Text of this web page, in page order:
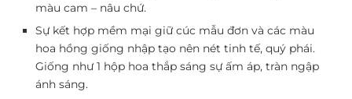
màu cam – nâu chứ.
Sự kết hợp mềm mại giữ cúc mẫu đơn và các màu
hoa hồng giống nhập tạo nên nét tinh tế, quý phái.
Giống như 1 hộp hoa thắp sáng sự ấm áp, tràn ngập
ánh sáng.